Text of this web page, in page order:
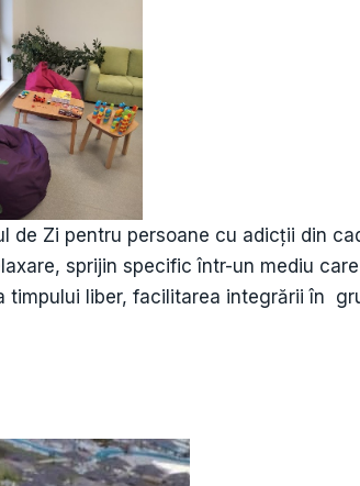
de Zi pentru persoane cu adicții din
sprijin specific într-un mediu care
timpului liber, facilitarea integrării în